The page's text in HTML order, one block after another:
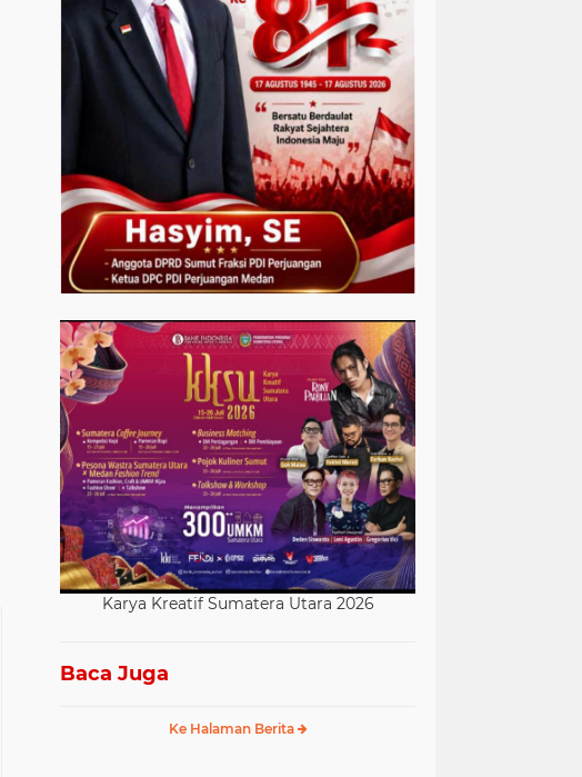
Karya Kreatif Sumatera Utara 2026
Baca Juga
Ke Halaman Berita